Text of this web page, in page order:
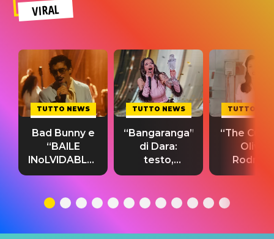
VIRAL
TUTTO NEWS
Bad Bunny e
“BAILE
INoLVIDABLE”:
testo,
significato
TUTTO NEWS
“Bangaranga”
di Dara:
testo,
traduzione e
del singolo
TUTTO
“The
Olivia
testo,